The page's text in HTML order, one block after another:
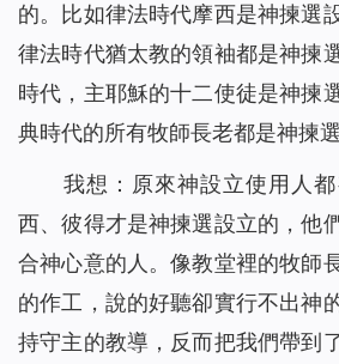
的。比如律法時代摩西是神揀選
律法時代猶太教的領袖都是神揀
時代，主耶穌的十二使徒是神揀
典時代的所有牧師長老都是神揀
我想：原來神設立使用人
西、彼得才是神揀選設立的，他
合神心意的人。像教堂裡的牧師
的作工，說的好聽卻實行不出神
持守主的教導，反而把我們帶到